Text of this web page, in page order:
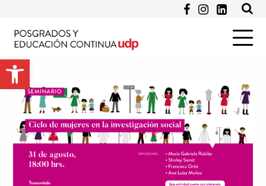
Abrir barra de herramientas
Apellido *
Email *
Programa de Interés *